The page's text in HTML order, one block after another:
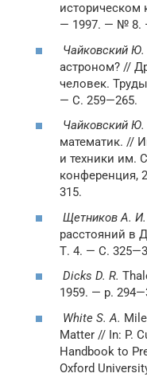
историческом
— 1997. — № 8.
Чайковский Ю.
астроном? //
человек.
— С. 259—265.
Чайковский Ю.
математик. //
и техники им.
конференция,
315.
Щетников А. И.
расстояний в
Т. 4. — С.
Dicks D. R.
1959. — p.
White S. A.
Matter // In: P.
Handbook to
Oxford